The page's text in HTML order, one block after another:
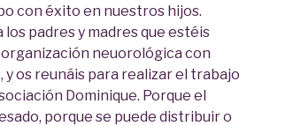
con éxito en nuestros hijos.
padres y madres que estéis
neuorológica con
y os reunáis para realizar el trabajo
Dominique. Porque el
porque se puede distribuir o